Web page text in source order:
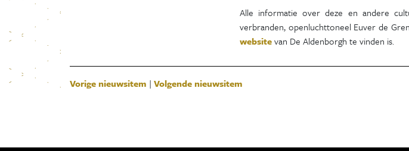
Alle informatie over deze en andere
verbranden, openluchttoneel Euver de
websitevan De Aldenborgh te vinden is.
Vorige nieuwsitem | Volgende nieuwsitem